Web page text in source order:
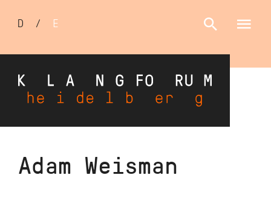
Direkt
Sprachumschalter
D / E
Adam Weisman